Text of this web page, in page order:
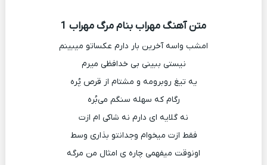
متن آهنگ مهراب بنام مرگ مهراب 1
امشب واسه آخرین بار دارم عکساتو میبینم
نیستی ببینی بی خدافظی میرم
یه تیغ روبرومه و مشتام از قرص پُره
رگام که سهله سنگم می‌بُره
نه گلایه ای دارم نه شاکی ام ازت
فقط ازت میخوام وجدانتو بذاری وسط
اونوقت میفهمی چاره ی امثال من مرگه